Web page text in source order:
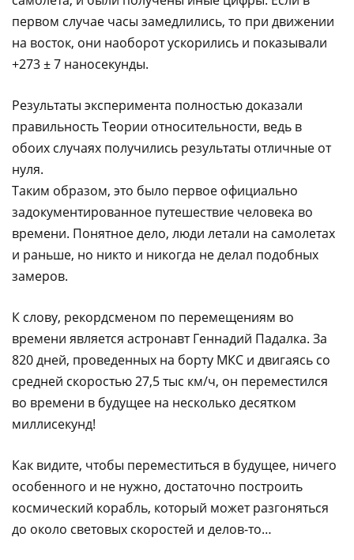
первом случае часы замедлились, то при движении
на восток, они наоборот ускорились и показывали
+273 ± 7 наносекунды.
Результаты эксперимента полностью доказали
правильность Теории относительности, ведь в
обоих случаях получились результаты отличные от
нуля.
Таким образом, это было первое официально
задокументированное путешествие человека во
времени. Понятное дело, люди летали на самолетах
и раньше, но никто и никогда не делал подобных
замеров.
К слову, рекордсменом по перемещениям во
времени является астронавт Геннадий Падалка. За
820 дней, проведенных на борту МКС и двигаясь со
средней скоростью 27,5 тыс км/ч, он переместился
во времени в будущее на несколько десятком
миллисекунд!
Как видите, чтобы переместиться в будущее, ничего
особенного и не нужно, достаточно построить
космический корабль, который может разгоняться
до около световых скоростей и делов-то…